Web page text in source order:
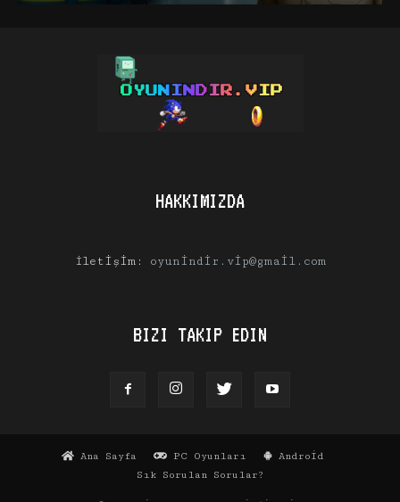
HAKKIMIZDA
İletişim: oyunindir.vip@gmail.com
BIZI TAKIP EDIN
Ana Sayfa PC Oyunları
Android
Sık Sorulan Sorular?